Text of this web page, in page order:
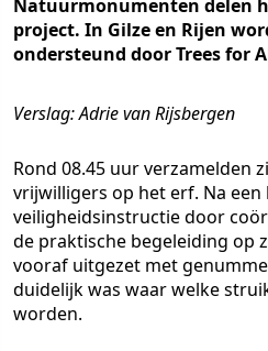
Natuurmonumenten delen
project. In Gilze en Rijen
ondersteund door Trees for
Verslag: Adrie van Rijsbergen
Rond 08.45 uur verzamelden
vrijwilligers op het erf. Na
veiligheidsinstructie door
de praktische begeleiding op
vooraf uitgezet met
duidelijk was waar welke
worden.